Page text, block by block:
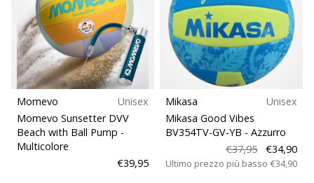
personale,
blog,
gestisci
una
pagina
Facebook
o
un
forum
online?
Momevo
Unisex
Momevo Sunsetter DVV
Beach with Ball Pump -
Multicolore
€39,95
Mikasa
Unisex
Mikasa Good Vibes
BV354TV-GV-YB - Azzurro
€37,95
€34,90
Ultimo prezzo più basso €34,90